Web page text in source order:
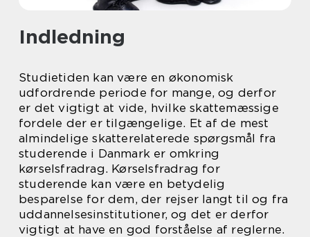
Indledning
Studietiden kan være en økonomisk
udfordrende periode for mange, og derfor
er det vigtigt at vide, hvilke skattemæssige
fordele der er tilgængelige. Et af de mest
almindelige skatterelaterede spørgsmål fra
studerende i Danmark er omkring
kørselsfradrag. Kørselsfradrag for
studerende kan være en betydelig
besparelse for dem, der rejser langt til og fra
uddannelsesinstitutioner, og det er derfor
vigtigt at have en god forståelse af reglerne.